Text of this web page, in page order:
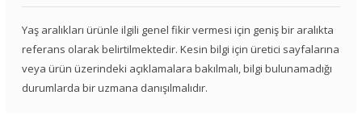
Yaş aralıkları ürünle ilgili genel fikir vermesi için geniş bir aralıkta
referans olarak belirtilmektedir. Kesin bilgi için üretici sayfalarına
veya ürün üzerindeki açıklamalara bakılmalı, bilgi bulunamadığı
durumlarda bir uzmana danışılmalıdır.